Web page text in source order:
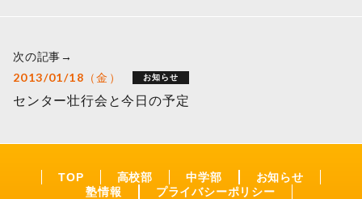
次の記事→
2013/01/18（金） お知らせ
センター壮行会と今日の予定
TOP 高校部 中学部
お知らせ
塾情報
プライバシーポリシー